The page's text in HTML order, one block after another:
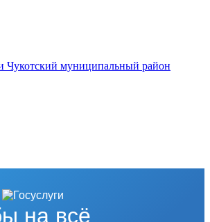
Чукотский муниципальный район
на всё